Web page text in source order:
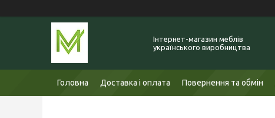
Інтернет-магазин меблів
українського виробництва
Головна Доставка і оплата Повернення та обмін